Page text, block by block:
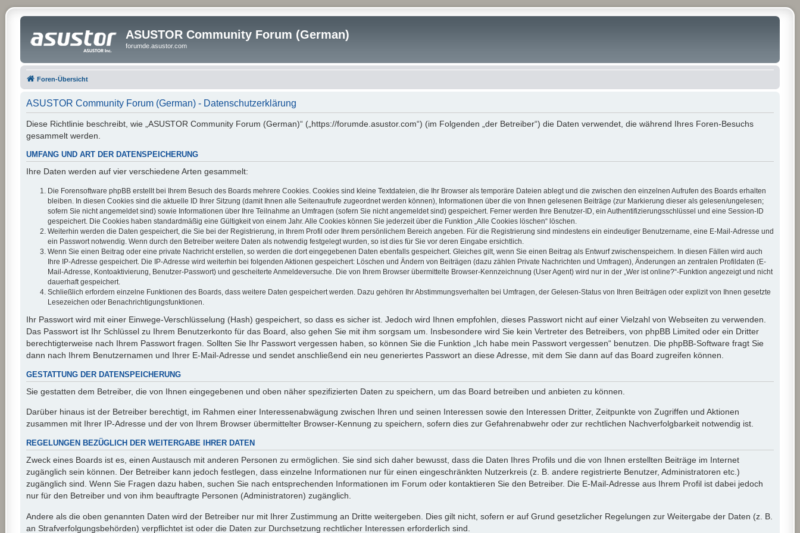
ASUSTOR Community Forum (German)
forumde.asustor.com
Foren-Übersicht
ASUSTOR Community Forum (German) - Datenschutzerklärung
Diese Richtlinie beschreibt, wie „ASUSTOR Community Forum (German)“ („https://forumde.asustor.com“) (im Folgenden „der Betreiber“) die Daten verwendet, die während Ihres Foren-Besuchs
gesammelt werden.
UMFANG UND ART DER DATENSPEICHERUNG
Ihre Daten werden auf vier verschiedene Arten gesammelt:
Die Forensoftware phpBB erstellt bei Ihrem Besuch des Boards mehrere Cookies. Cookies sind kleine Textdateien, die Ihr Browser als temporäre Dateien ablegt und die zwischen den einzelnen Aufrufen des Boards erhalten
bleiben. In diesen Cookies sind die aktuelle ID Ihrer Sitzung (damit Ihnen alle Seitenaufrufe zugeordnet werden können), Informationen über die von Ihnen gelesenen Beiträge (zur Markierung dieser als gelesen/ungelesen;
sofern Sie nicht angemeldet sind) sowie Informationen über Ihre Teilnahme an Umfragen (sofern Sie nicht angemeldet sind) gespeichert. Ferner werden Ihre Benutzer-ID, ein Authentifizierungsschlüssel und eine Session-ID
gespeichert. Die Cookies haben standardmäßig eine Gültigkeit von einem Jahr. Alle Cookies können Sie jederzeit über die Funktion „Alle Cookies löschen“ löschen.
Weiterhin werden die Daten gespeichert, die Sie bei der Registrierung, in Ihrem Profil oder Ihrem persönlichem Bereich angeben. Für die Registrierung sind mindestens ein eindeutiger Benutzername, eine E-Mail-Adresse und
ein Passwort notwendig. Wenn durch den Betreiber weitere Daten als notwendig festgelegt wurden, so ist dies für Sie vor deren Eingabe ersichtlich.
Wenn Sie einen Beitrag oder eine private Nachricht erstellen, so werden die dort eingegebenen Daten ebenfalls gespeichert. Gleiches gilt, wenn Sie einen Beitrag als Entwurf zwischenspeichern. In diesen Fällen wird auch
Ihre IP-Adresse gespeichert. Die IP-Adresse wird weiterhin bei folgenden Aktionen gespeichert: Löschen und Ändern von Beiträgen (dazu zählen Private Nachrichten und Umfragen), Änderungen an zentralen Profildaten (E-
Mail-Adresse, Kontoaktivierung, Benutzer-Passwort) und gescheiterte Anmeldeversuche. Die von Ihrem Browser übermittelte Browser-Kennzeichnung (User Agent) wird nur in der „Wer ist online?“-Funktion angezeigt und nicht
dauerhaft gespeichert.
Schließlich erfordern einzelne Funktionen des Boards, dass weitere Daten gespeichert werden. Dazu gehören Ihr Abstimmungsverhalten bei Umfragen, der Gelesen-Status von Ihren Beiträgen oder explizit von Ihnen gesetzte
Lesezeichen oder Benachrichtigungsfunktionen.
Ihr Passwort wird mit einer Einwege-Verschlüsselung (Hash) gespeichert, so dass es sicher ist. Jedoch wird Ihnen empfohlen, dieses Passwort nicht auf einer Vielzahl von Webseiten zu verwenden.
Das Passwort ist Ihr Schlüssel zu Ihrem Benutzerkonto für das Board, also gehen Sie mit ihm sorgsam um. Insbesondere wird Sie kein Vertreter des Betreibers, von phpBB Limited oder ein Dritter
berechtigterweise nach Ihrem Passwort fragen. Sollten Sie Ihr Passwort vergessen haben, so können Sie die Funktion „Ich habe mein Passwort vergessen“ benutzen. Die phpBB-Software fragt Sie
dann nach Ihrem Benutzernamen und Ihrer E-Mail-Adresse und sendet anschließend ein neu generiertes Passwort an diese Adresse, mit dem Sie dann auf das Board zugreifen können.
GESTATTUNG DER DATENSPEICHERUNG
Sie gestatten dem Betreiber, die von Ihnen eingegebenen und oben näher spezifizierten Daten zu speichern, um das Board betreiben und anbieten zu können.
Darüber hinaus ist der Betreiber berechtigt, im Rahmen einer Interessenabwägung zwischen Ihren und seinen Interessen sowie den Interessen Dritter, Zeitpunkte von Zugriffen und Aktionen
zusammen mit Ihrer IP-Adresse und der von Ihrem Browser übermittelter Browser-Kennung zu speichern, sofern dies zur Gefahrenabwehr oder zur rechtlichen Nachverfolgbarkeit notwendig ist.
REGELUNGEN BEZÜGLICH DER WEITERGABE IHRER DATEN
Zweck eines Boards ist es, einen Austausch mit anderen Personen zu ermöglichen. Sie sind sich daher bewusst, dass die Daten Ihres Profils und die von Ihnen erstellten Beiträge im Internet
zugänglich sein können. Der Betreiber kann jedoch festlegen, dass einzelne Informationen nur für einen eingeschränkten Nutzerkreis (z. B. andere registrierte Benutzer, Administratoren etc.)
zugänglich sind. Wenn Sie Fragen dazu haben, suchen Sie nach entsprechenden Informationen im Forum oder kontaktieren Sie den Betreiber. Die E-Mail-Adresse aus Ihrem Profil ist dabei jedoch
nur für den Betreiber und von ihm beauftragte Personen (Administratoren) zugänglich.
Andere als die oben genannten Daten wird der Betreiber nur mit Ihrer Zustimmung an Dritte weitergeben. Dies gilt nicht, sofern er auf Grund gesetzlicher Regelungen zur Weitergabe der Daten (z. B.
an Strafverfolgungsbehörden) verpflichtet ist oder die Daten zur Durchsetzung rechtlicher Interessen erforderlich sind.